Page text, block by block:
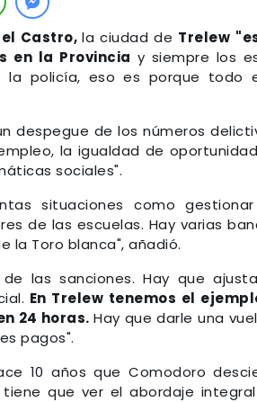
Castro, la ciudad de Trelew
en la Provincia y siempre los
la policía, eso es porque todo
despegue de los números
la igualdad de
sociales".
situaciones como
de las escuelas. Hay varias
la Toro blanca", añadió.
las sanciones. Hay que
En Trelew tenemos el
24 horas.Hay que darle una
pagos".
10 años que Comodoro
que ver el abordaje